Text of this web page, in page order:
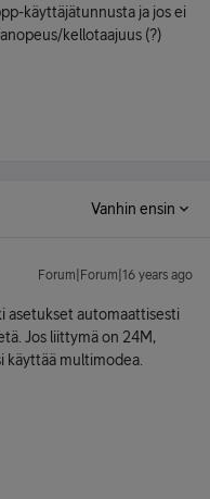
käyttäjätunnusta ja jos ei
kellotaajuus (?)
Vanhin ensin
Forum|Forum|16 years ago
asetukset automaattisesti
Jos liittymä on 24M,
käyttää multimodea.